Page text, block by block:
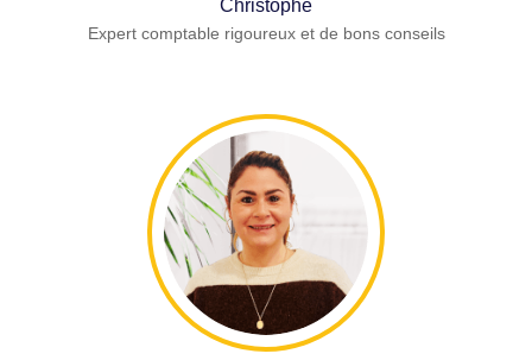
Christophe
Expert comptable rigoureux et de bons conseils